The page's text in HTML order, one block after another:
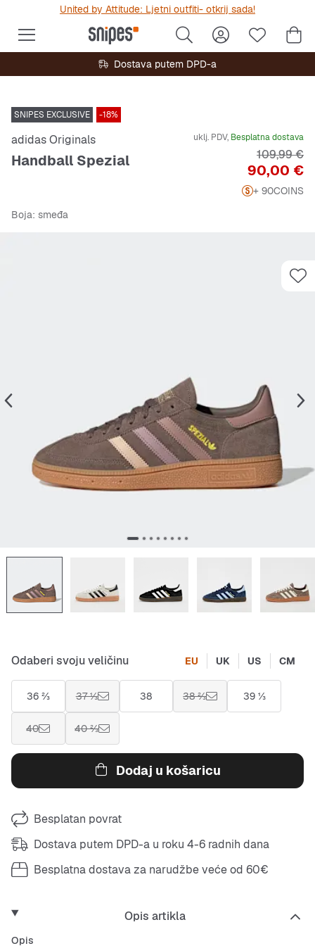
United by Attitude: Ljetni outfiti- otkrij sada!
Dostava putem DPD-a
SNIPES EXCLUSIVE -18%
adidas Originals
Handball Spezial
uklj. PDV, Besplatna dostava
Cijena
90,00 €
Originalna
109,99 €
+ 90COINS
Boja: smeđa
Odaberi svoju veličinu EU UK US CM
36 ⅔ 37 ⅓ 38 38 ⅔ 39 ⅓
40 40 ⅔
Dodaj u košaricu
Besplatan povrat
Dostava putem DPD-a u roku 4-6 radnih dana
Besplatna dostava za narudžbe veće od 60€
Opis artikla
Opis